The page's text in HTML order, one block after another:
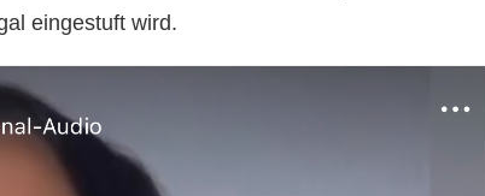
eingestuft wird.